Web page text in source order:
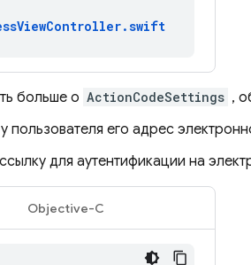
.swift
больше о ActionCodeSettings ,
пользователя его адрес
для аутентификации на
Objective-C